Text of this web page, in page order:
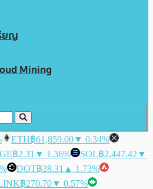
ยญ
Mining
ETH฿61,859.00▼ 0.34%
฿2.31 ▼ 1.36% SOL฿2,447.42 ▼
DOT฿28.31 ▲ 1.73%
฿270.70▼ 0.57%